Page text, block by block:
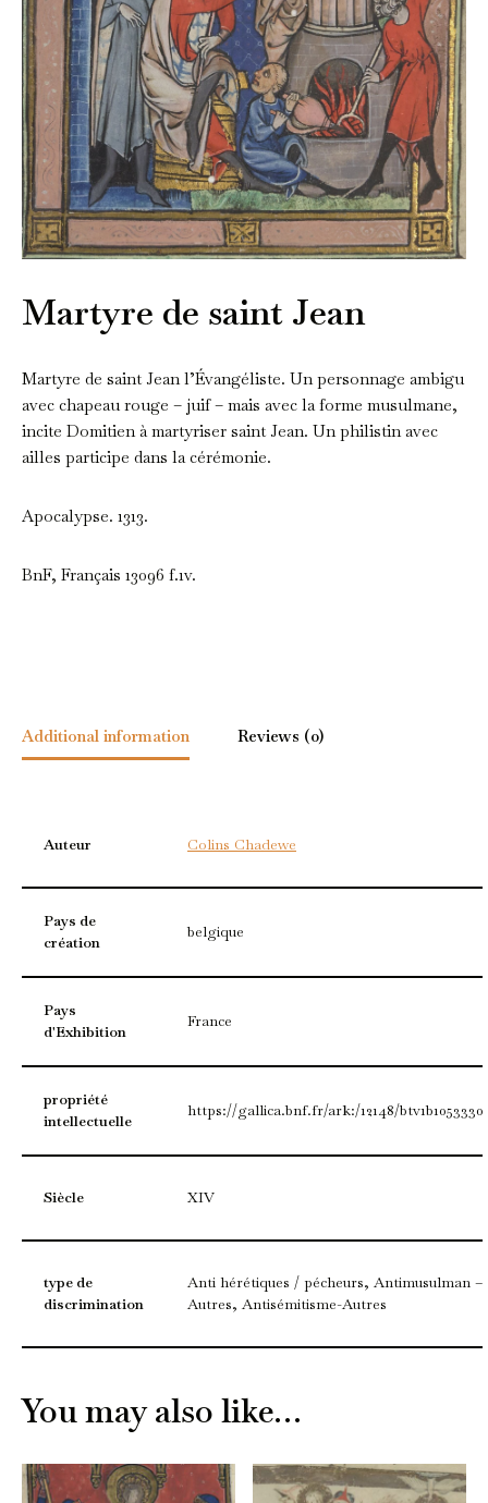
Martyre de saint Jean
Martyre de saint Jean l’Évangéliste. Un personnage ambigu
avec chapeau rouge – juif – mais avec la forme musulmane,
incite Domitien à martyriser saint Jean. Un philistin avec
ailles participe dans la cérémonie.
Apocalypse. 1313.
BnF, Français 13096 f.1v.
Additional information Reviews (0)
Auteur Colins Chadewe
Pays de
création
belgique
Pays
d'Exhibition
France
propriété
intellectuelle
https://gallica.bnf.fr/ark:/12148/
Siècle XIV
type de
discrimination
Anti hérétiques / pécheurs, Antimusulman –
Autres, Antisémitisme-Autres
You may also like…